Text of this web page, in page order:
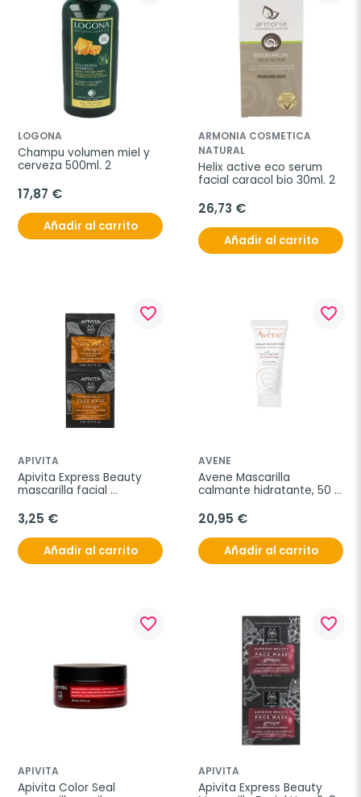
LOGONA
Champu volumen miel y
cerveza 500ml. 2
17,87 €
Añadir al carrito
ARMONIA COSMETICA
NATURAL
Helix active eco serum
facial caracol bio 30ml. 2
26,73 €
Añadir al carrito
favorite_border
APIVITA
Apivita Express Beauty
mascarilla facial
2x8 ml
3,25 €
Añadir al carrito
favorite_border
AVENE
Avene Mascarilla
calmante hidratante, 50
20,95 €
Añadir al carrito
favorite_border
APIVITA
Apivita Color Seal
favorite_border
APIVITA
Apivita Express Beauty